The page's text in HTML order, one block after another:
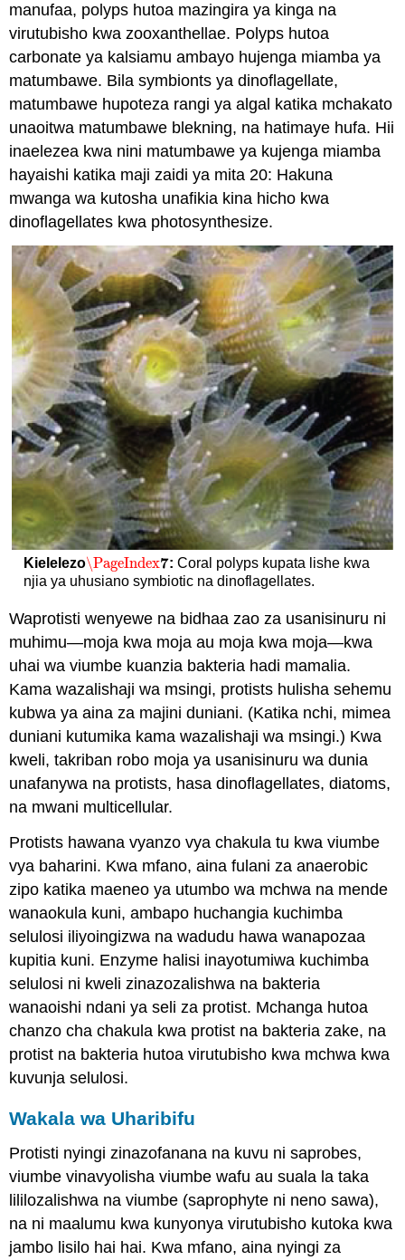
manufaa, polyps hutoa mazingira ya kinga na
virutubisho kwa zooxanthellae. Polyps hutoa
carbonate ya kalsiamu ambayo hujenga miamba ya
matumbawe. Bila symbionts ya dinoflagellate,
matumbawe hupoteza rangi ya algal katika mchakato
unaoitwa matumbawe blekning, na hatimaye hufa. Hii
inaelezea kwa nini matumbawe ya kujenga miamba
hayaishi katika maji zaidi ya mita 20: Hakuna
mwanga wa kutosha unafikia kina hicho kwa
dinoflagellates kwa photosynthesize.
Kielelezo\PageIndex7
\PageIndex7: Coral polyps kupata lishe kwa
njia ya uhusiano symbiotic na dinoflagellates.
Waprotisti wenyewe na bidhaa zao za usanisinuru ni
muhimu—moja kwa moja au moja kwa moja—kwa
uhai wa viumbe kuanzia bakteria hadi mamalia.
Kama wazalishaji wa msingi, protists hulisha sehemu
kubwa ya aina za majini duniani. (Katika nchi, mimea
duniani kutumika kama wazalishaji wa msingi.) Kwa
kweli, takriban robo moja ya usanisinuru wa dunia
unafanywa na protists, hasa dinoflagellates, diatoms,
na mwani multicellular.
Protists hawana vyanzo vya chakula tu kwa viumbe
vya baharini. Kwa mfano, aina fulani za anaerobic
zipo katika maeneo ya utumbo wa mchwa na mende
wanaokula kuni, ambapo huchangia kuchimba
selulosi iliyoingizwa na wadudu hawa wanapozaa
kupitia kuni. Enzyme halisi inayotumiwa kuchimba
selulosi ni kweli zinazozalishwa na bakteria
wanaoishi ndani ya seli za protist. Mchanga hutoa
chanzo cha chakula kwa protist na bakteria zake, na
protist na bakteria hutoa virutubisho kwa mchwa kwa
kuvunja selulosi.
Wakala wa Uharibifu
Protisti nyingi zinazofanana na kuvu ni saprobes,
viumbe vinavyolisha viumbe wafu au suala la taka
lililozalishwa na viumbe (saprophyte ni neno sawa),
na ni maalumu kwa kunyonya virutubisho kutoka kwa
jambo lisilo hai hai. Kwa mfano, aina nyingi za